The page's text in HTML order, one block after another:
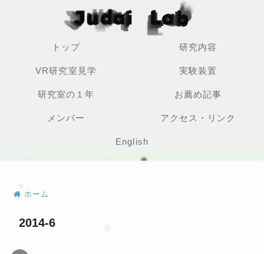
トップ 研究内容
VR研究室見学 実験装置
研究室の１年 お薦め記事
メンバー アクセス・リンク
English
ホーム
2014-6